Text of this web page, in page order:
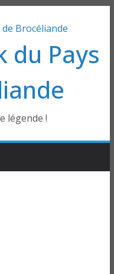
du Pays
légende !